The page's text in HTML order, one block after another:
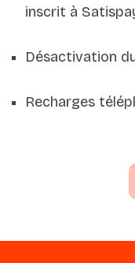
inscrit à
Désactivation
Recharges